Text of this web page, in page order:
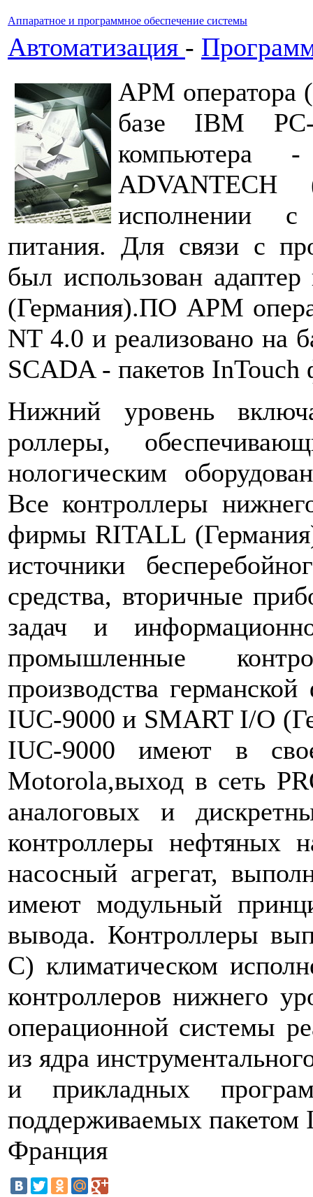
Аппаратное и программное обеспечение системы
Автоматизация -
АРМ оператора
базе IВМ РС-
компьютера
ADVANTECH
исполнении с
питания. Для связи с
был использован
(Германия).ПО АРМ
NT 4.0 и реализовано на
SCADA - пакетов
Нижний уровень
роллеры,
нологическим
Все контроллеры
фирмы RITALL
источники
средства, вторичные
задач и
промышленные
производства
IUC-9000 и SMART I/O
IUC-9000 имеют в
Motorola,выход в сеть
аналоговых и
контроллеры нефтяных
насосный агрегат,
имеют модульный
вывода. Контроллеры
С) климатическом
контроллеров нижнего
операционной системы
из ядра
и прикладных
поддерживаемых
Франция